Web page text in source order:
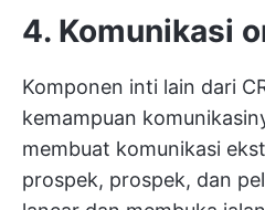
4. Komunikasi
Komponen inti lain dari
kemampuan
membuat komunikasi
prospek, prospek, dan